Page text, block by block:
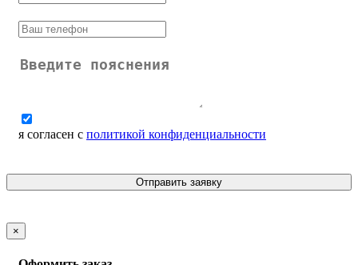
я согласен с политикой конфиденциальности
Отправить заявку
×